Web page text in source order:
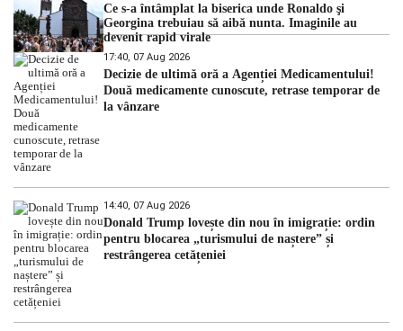
Ce s-a întâmplat la biserica unde Ronaldo şi
Georgina trebuiau să aibă nunta. Imaginile au
devenit rapid virale
17:40, 07 Aug 2026
Decizie de ultimă oră a Agenției Medicamentului!
Două medicamente cunoscute, retrase temporar de
la vânzare
14:40, 07 Aug 2026
Donald Trump lovește din nou în imigrație: ordin
pentru blocarea „turismului de naștere” și
restrângerea cetățeniei